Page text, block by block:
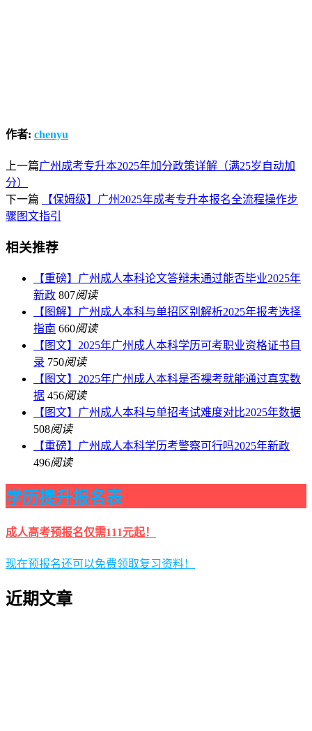
作者: chenyu
上一篇广州成考专升本2025年加分政策详解（满25岁自动加
分）
下一篇
【保姆级】广州2025年成考专升本报名全流程操作步
骤图文指引
相关推荐
【重磅】广州成人本科论文答辩未通过能否毕业2025年
新政 807阅读
【图解】广州成人本科与单招区别解析2025年报考选择
指南 660阅读
【图文】2025年广州成人本科学历可考职业资格证书目
录 750阅读
【图文】2025年广州成人本科是否裸考就能通过真实数
据 456阅读
【图文】广州成人本科与单招考试难度对比2025年数据
508阅读
【重磅】广州成人本科学历考警察可行吗2025年新政
496阅读
学历提升报名表
成人高考预报名仅需111元起！
现在预报名还可以免费领取复习资料！
近期文章